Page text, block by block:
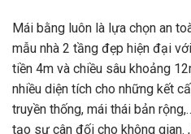
Mái bằng luôn là lựa chọn an
mẫu nhà 2 tầng đẹp hiện đại
tiền 4m và chiều sâu khoảng
nhiều diện tích cho những kết
truyền thống, mái thái bản
tạo sự cân đối cho không gian.